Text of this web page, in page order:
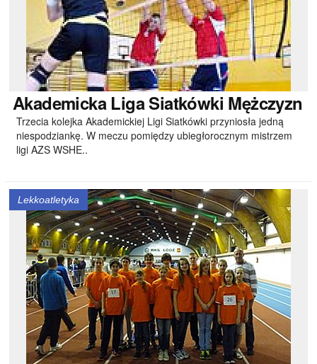
AkademickaLiga Siatkówki Mężczyzn
Trzecia kolejka Akademickiej Ligi Siatkówki przyniosła jedną
niespodziankę. W meczu pomiędzy ubiegłorocznym mistrzem
ligi AZS WSHE..
Lekkoatletyka